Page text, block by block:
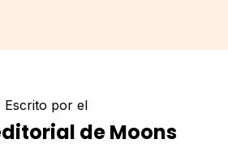
Escrito por el
de Moons